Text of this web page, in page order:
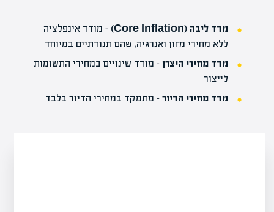
מדד ליבה (Core Inflation)
– מודד אינפלציה
ללא מחירי מזון ואנרגיה, שהם תנודתיים במיוחד
מדד מחירי היצרן – מודד שינויים במחירי התשומות
לייצור
מדד מחירי הדיור – מתמקד במחירי הדיור בלבד